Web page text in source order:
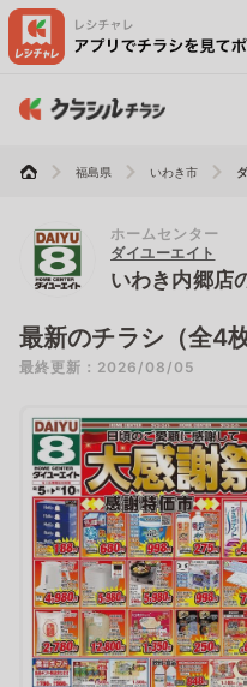
福島県 いわき市
ホームセンター
ダイユーエイト
いわき内郷店
最新のチラシ（全4枚
最終更新：2026/08/05